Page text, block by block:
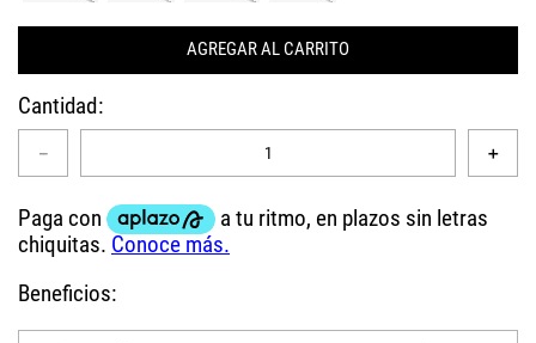
AGREGAR AL CARRITO
Cantidad
＋
－
Beneficios: